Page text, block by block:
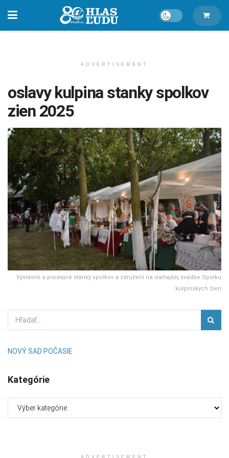
ADVERTISEMENT
oslavy kulpina stanky spolkov
zien 2025
Výstavné a predajné stánky spolkov a združení na vlaňajšej svadbe Spolku
kulpínskych žien
NOVÝ SAD POČASIE
Kategórie
Kategórie